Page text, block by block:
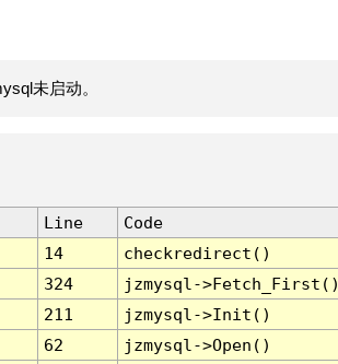
未启动。
Line
Code
14
checkredirect()
324
jzmysql-
211
jzmysql->Init()
62
jzmysql->Open()